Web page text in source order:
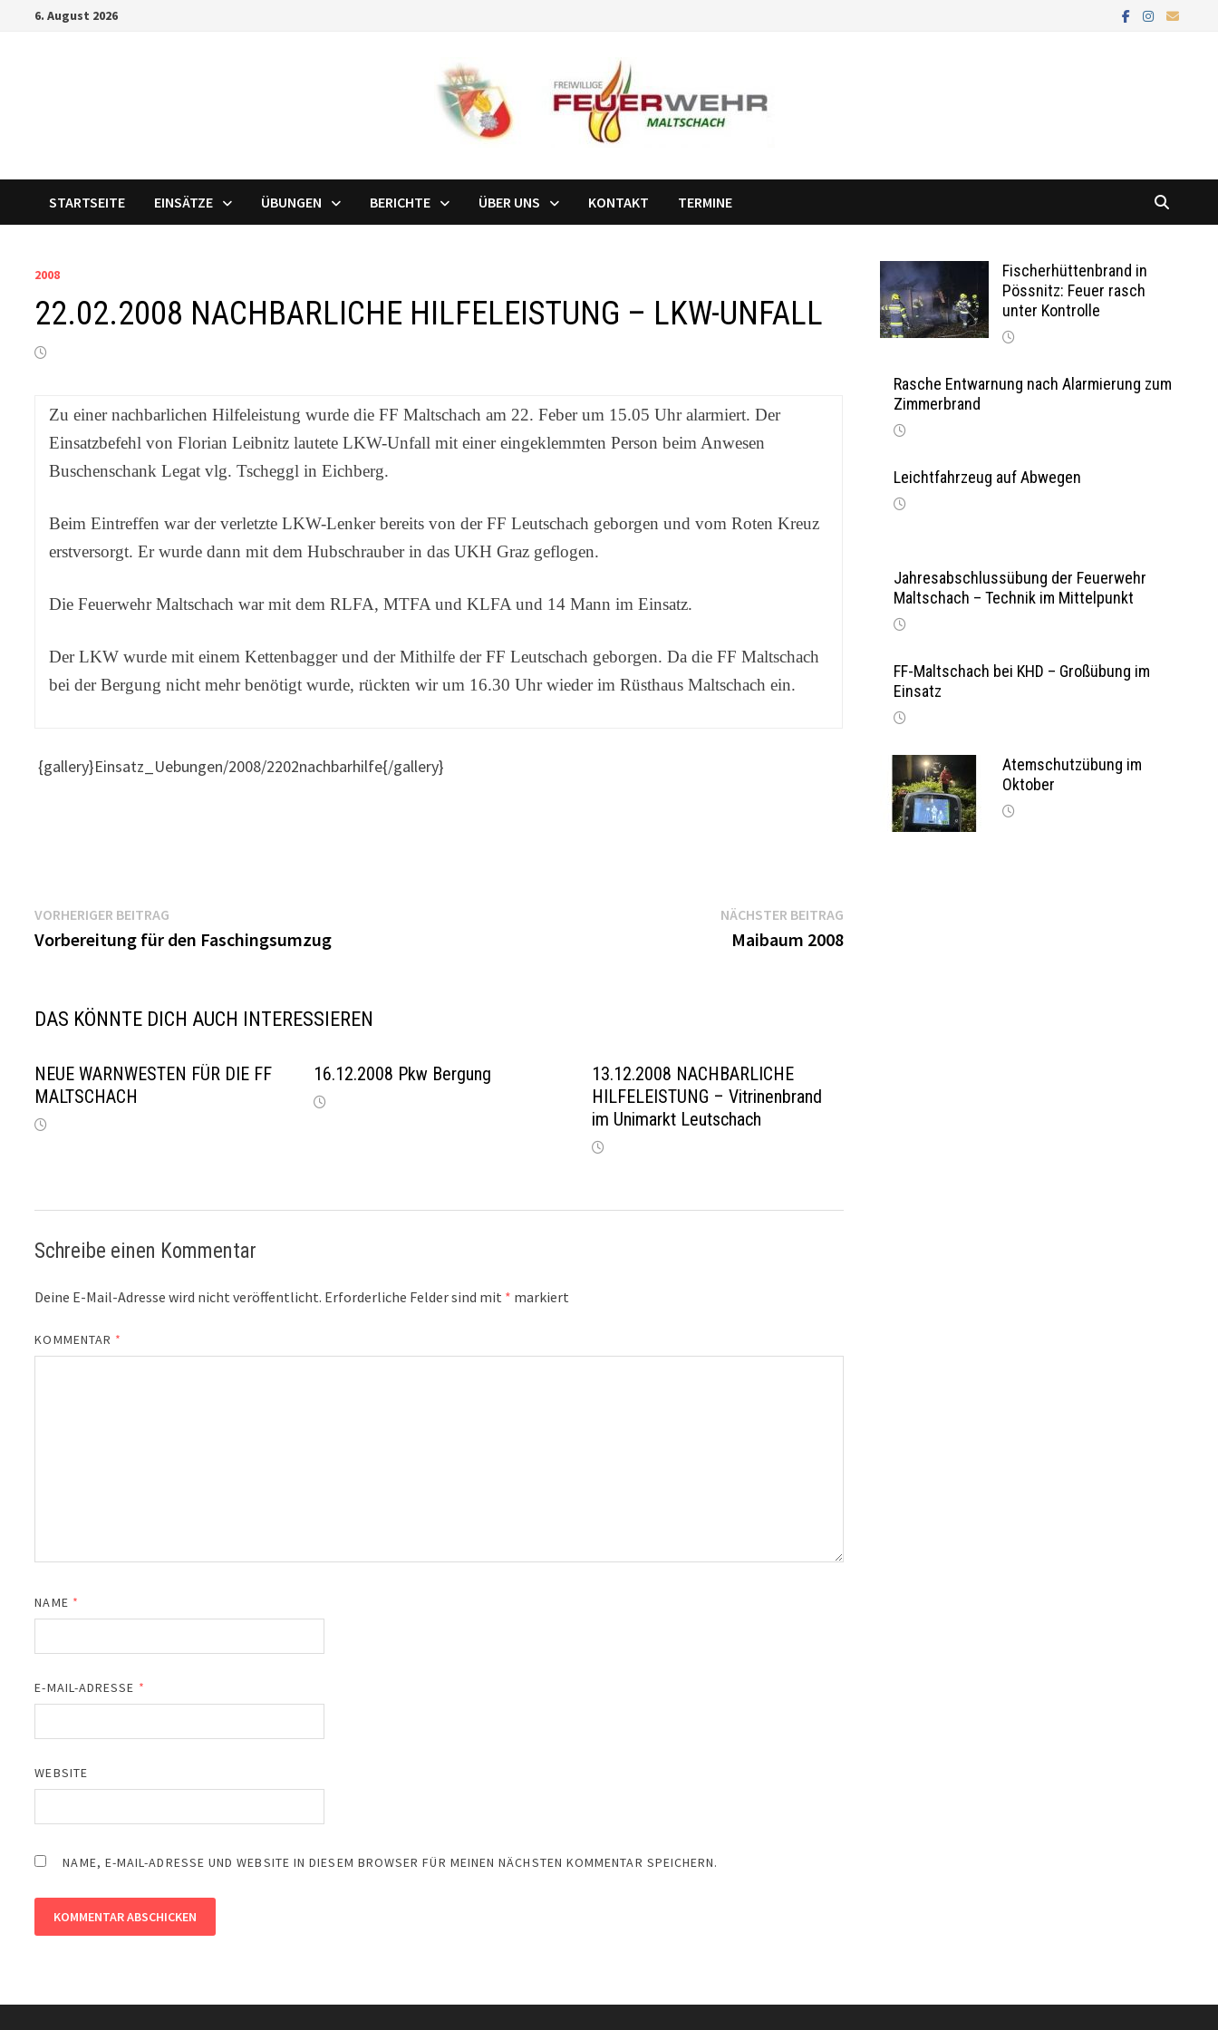
6. August 2026
STARTSEITE EINSÄTZE ÜBUNGEN BERICHTE ÜBER UNS KONTAKT TERMINE
2008
22.02.2008 NACHBARLICHE HILFELEISTUNG – LKW-UNFALL
Zu einer nachbarlichen Hilfeleistung wurde die FF Maltschach am 22. Feber um 15.05 Uhr alarmiert. Der
Einsatzbefehl von Florian Leibnitz lautete LKW-Unfall mit einer eingeklemmten Person beim Anwesen
Buschenschank Legat vlg. Tscheggl in Eichberg.
Beim Eintreffen war der verletzte LKW-Lenker bereits von der FF Leutschach geborgen und vom Roten Kreuz
erstversorgt. Er wurde dann mit dem Hubschrauber in das UKH Graz geflogen.
Die Feuerwehr Maltschach war mit dem RLFA, MTFA und KLFA und 14 Mann im Einsatz.
Der LKW wurde mit einem Kettenbagger und der Mithilfe der FF Leutschach geborgen. Da die FF Maltschach
bei der Bergung nicht mehr benötigt wurde, rückten wir um 16.30 Uhr wieder im Rüsthaus Maltschach ein.
{gallery}Einsatz_Uebungen/2008/2202nachbarhilfe{/gallery}
Beitragsnavigation
VORHERIGER BEITRAG
Beitrag:
Vorbereitung für den Faschingsumzug
NÄCHSTER BEITRAGNächster
Beitrag:
Maibaum 2008
DAS KÖNNTE DICH AUCH INTERESSIEREN
NEUE WARNWESTEN FÜR DIE FF
MALTSCHACH
16.12.2008 Pkw Bergung
13.12.2008 NACHBARLICHE
HILFELEISTUNG – Vitrinenbrand
im Unimarkt Leutschach
Schreibe einen Kommentar
Deine E-Mail-Adresse wird nicht veröffentlicht. Erforderliche Felder sind mit * markiert
KOMMENTAR *
NAME *
E-MAIL-ADRESSE *
WEBSITE
NAME, E-MAIL-ADRESSE UND WEBSITE IN DIESEM BROWSER FÜR MEINEN NÄCHSTEN KOMMENTAR SPEICHERN.
Fischerhüttenbrand in
Pössnitz: Feuer rasch
unter Kontrolle
Rasche Entwarnung nach Alarmierung zum
Zimmerbrand
Leichtfahrzeug auf Abwegen
Jahresabschlussübung der Feuerwehr
Maltschach – Technik im Mittelpunkt
FF-Maltschach bei KHD – Großübung im
Einsatz
Atemschutzübung im
Oktober